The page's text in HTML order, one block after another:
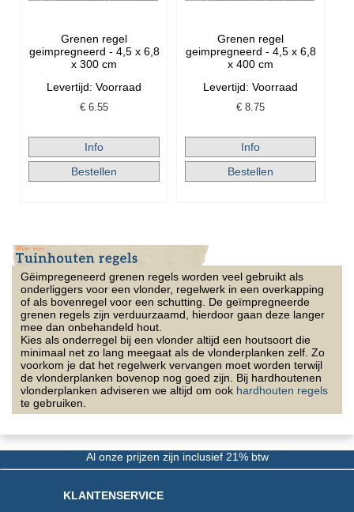
Grenen regel
geimpregneerd - 4,5 x 6,8
x 300 cm
Levertijd: Voorraad
€6.55
Grenen regel
geimpregneerd - 4,5 x 6,8
x 400 cm
Levertijd: Voorraad
€8.75
Gëimpregeneerd grenen regels worden veel gebruikt als
onderliggers voor een vlonder, regelwerk in een overkapping
of als bovenregel voor een schutting. De geïmpregneerde
grenen regels zijn verduurzaamd, hierdoor gaan deze langer
mee dan onbehandeld hout.
Kies als onderregel bij een vlonder altijd een houtsoort die
minimaal net zo lang meegaat als de vlonderplanken zelf. Zo
voorkom je dat het regelwerk vervangen moet worden terwijl
de vlonderplanken bovenop nog goed zijn. Bij hardhoutenen
vlonderplanken adviseren we altijd om ook hardhouten regels
te gebruiken.
Al onze prijzen zijn inclusief 21% btw
KLANTENSERVICE